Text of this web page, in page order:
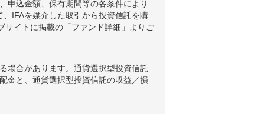
申込金額、保有期間等の各条件により
IFAを媒介した取引から投資信託を購
サイトに掲載の「ファンド詳細」よりご
場合があります。通貨選択型投資信託
金と、通貨選択型投資信託の収益／損